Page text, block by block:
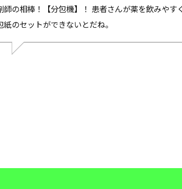
師の相棒！【分包機】！ 患者さんが薬を飲みや
紙のセットができないとだね。